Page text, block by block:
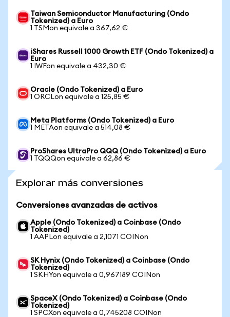
Taiwan Semiconductor Manufacturing (Ondo
Tokenized) a Euro
1 TSMon equivale a 367,62 €
iShares Russell 1000 Growth ETF (Ondo Tokenized) a
Euro
1 IWFon equivale a 432,30 €
Oracle (Ondo Tokenized) a Euro
1 ORCLon equivale a 125,85 €
Meta Platforms (Ondo Tokenized) a Euro
1 METAon equivale a 514,08 €
ProShares UltraPro QQQ (Ondo Tokenized) a Euro
1 TQQQon equivale a 62,86 €
Explorar más conversiones
Conversiones avanzadas de activos
Apple (Ondo Tokenized) a Coinbase (Ondo
Tokenized)
1 AAPLon equivale a 2,1071 COINon
SK Hynix (Ondo Tokenized) a Coinbase (Ondo
Tokenized)
1 SKHYon equivale a 0,967189 COINon
SpaceX (Ondo Tokenized) a Coinbase (Ondo
Tokenized)
1 SPCXon equivale a 0,745208 COINon